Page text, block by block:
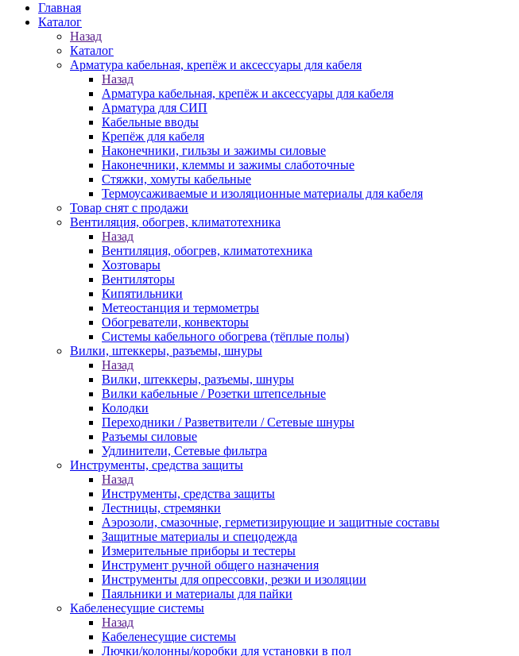
Главная
Каталог
Назад
Каталог
Арматура кабельная, крепёж и аксессуары для кабеля
Назад
Арматура кабельная, крепёж и аксессуары для кабеля
Арматура для СИП
Кабельные вводы
Крепёж для кабеля
Наконечники, гильзы и зажимы силовые
Наконечники, клеммы и зажимы слаботочные
Стяжки, хомуты кабельные
Термоусаживаемые и изоляционные материалы для кабеля
Товар снят с продажи
Вентиляция, обогрев, климатотехника
Назад
Вентиляция, обогрев, климатотехника
Хозтовары
Вентиляторы
Кипятильники
Метеостанция и термометры
Обогреватели, конвекторы
Системы кабельного обогрева (тёплые полы)
Вилки, штеккеры, разъемы, шнуры
Назад
Вилки, штеккеры, разъемы, шнуры
Вилки кабельные / Розетки штепсельные
Колодки
Переходники / Разветвители / Сетевые шнуры
Разъемы силовые
Удлинители, Сетевые фильтра
Инструменты, средства защиты
Назад
Инструменты, средства защиты
Лестницы, стремянки
Аэрозоли, смазочные, герметизирующие и защитные составы
Защитные материалы и спецодежда
Измерительные приборы и тестеры
Инструмент ручной общего назначения
Инструменты для опрессовки, резки и изоляции
Паяльники и материалы для пайки
Кабеленесущие системы
Назад
Кабеленесущие системы
Лючки/колонны/коробки для установки в пол